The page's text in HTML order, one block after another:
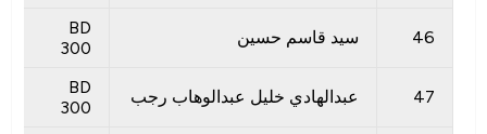
46 سيد قاسم حسين
BD
300
47 عبدالهادي خليل عبدالوهاب رجب
BD
300